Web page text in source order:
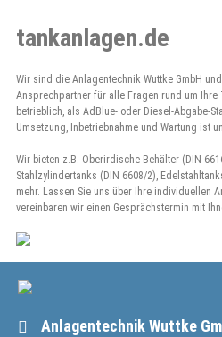
tankanlagen.de
Wir sind die Anlagentechnik Wuttke GmbH
Ansprechpartner für alle Fragen rund um
betrieblich, als AdBlue- oder Diesel-Abgabe-
Umsetzung, Inbetriebnahme und Wartung ist
Wir bieten z.B. Oberirdische Behälter (DIN
Stahlzylindertanks (DIN 6608/2),
mehr. Lassen Sie uns über Ihre individuellen
vereinbaren wir einen Gesprächstermin mit
Anlagentechnik Wuttke